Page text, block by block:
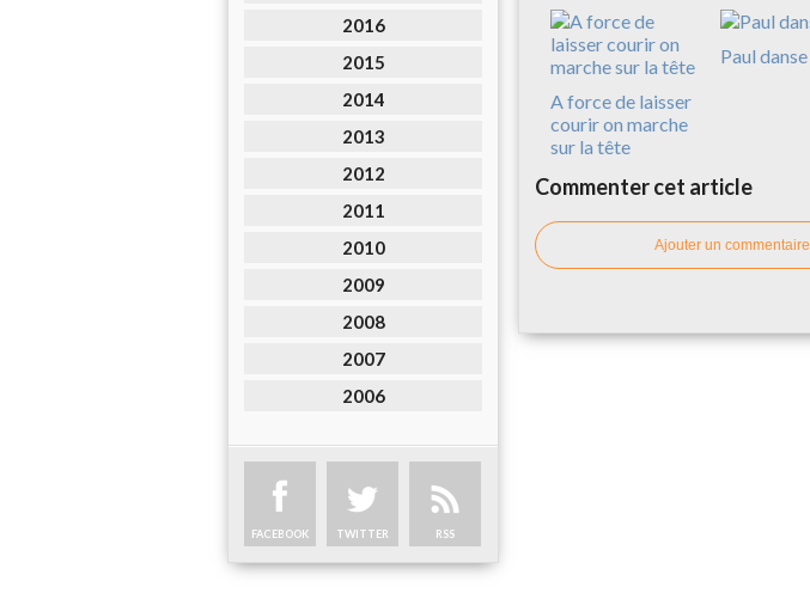
2016
2015
2014
2013
2012
2011
2010
2009
2008
2007
2006
FACEBOOK TWITTER RSS
A force de laisser
courir on marche
sur la tête
Paul danse
Commenter cet article
Ajouter un commentaire